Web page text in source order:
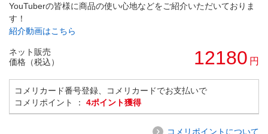
YouTuberの皆様に商品の使い心地などをご紹介いただいておりま
す！
紹介動画はこちら
ネット販売
価格（税込）
12180 円
コメリカード番号登録、コメリカードでお支払いで
コメリポイント ： 4ポイント獲得
コメリポイントについて